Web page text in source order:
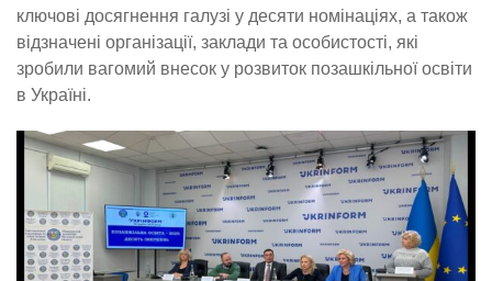
ключові досягнення галузі у десяти номінаціях, а також
відзначені організації, заклади та особистості, які
зробили вагомий внесок у розвиток позашкільної освіти
в Україні.